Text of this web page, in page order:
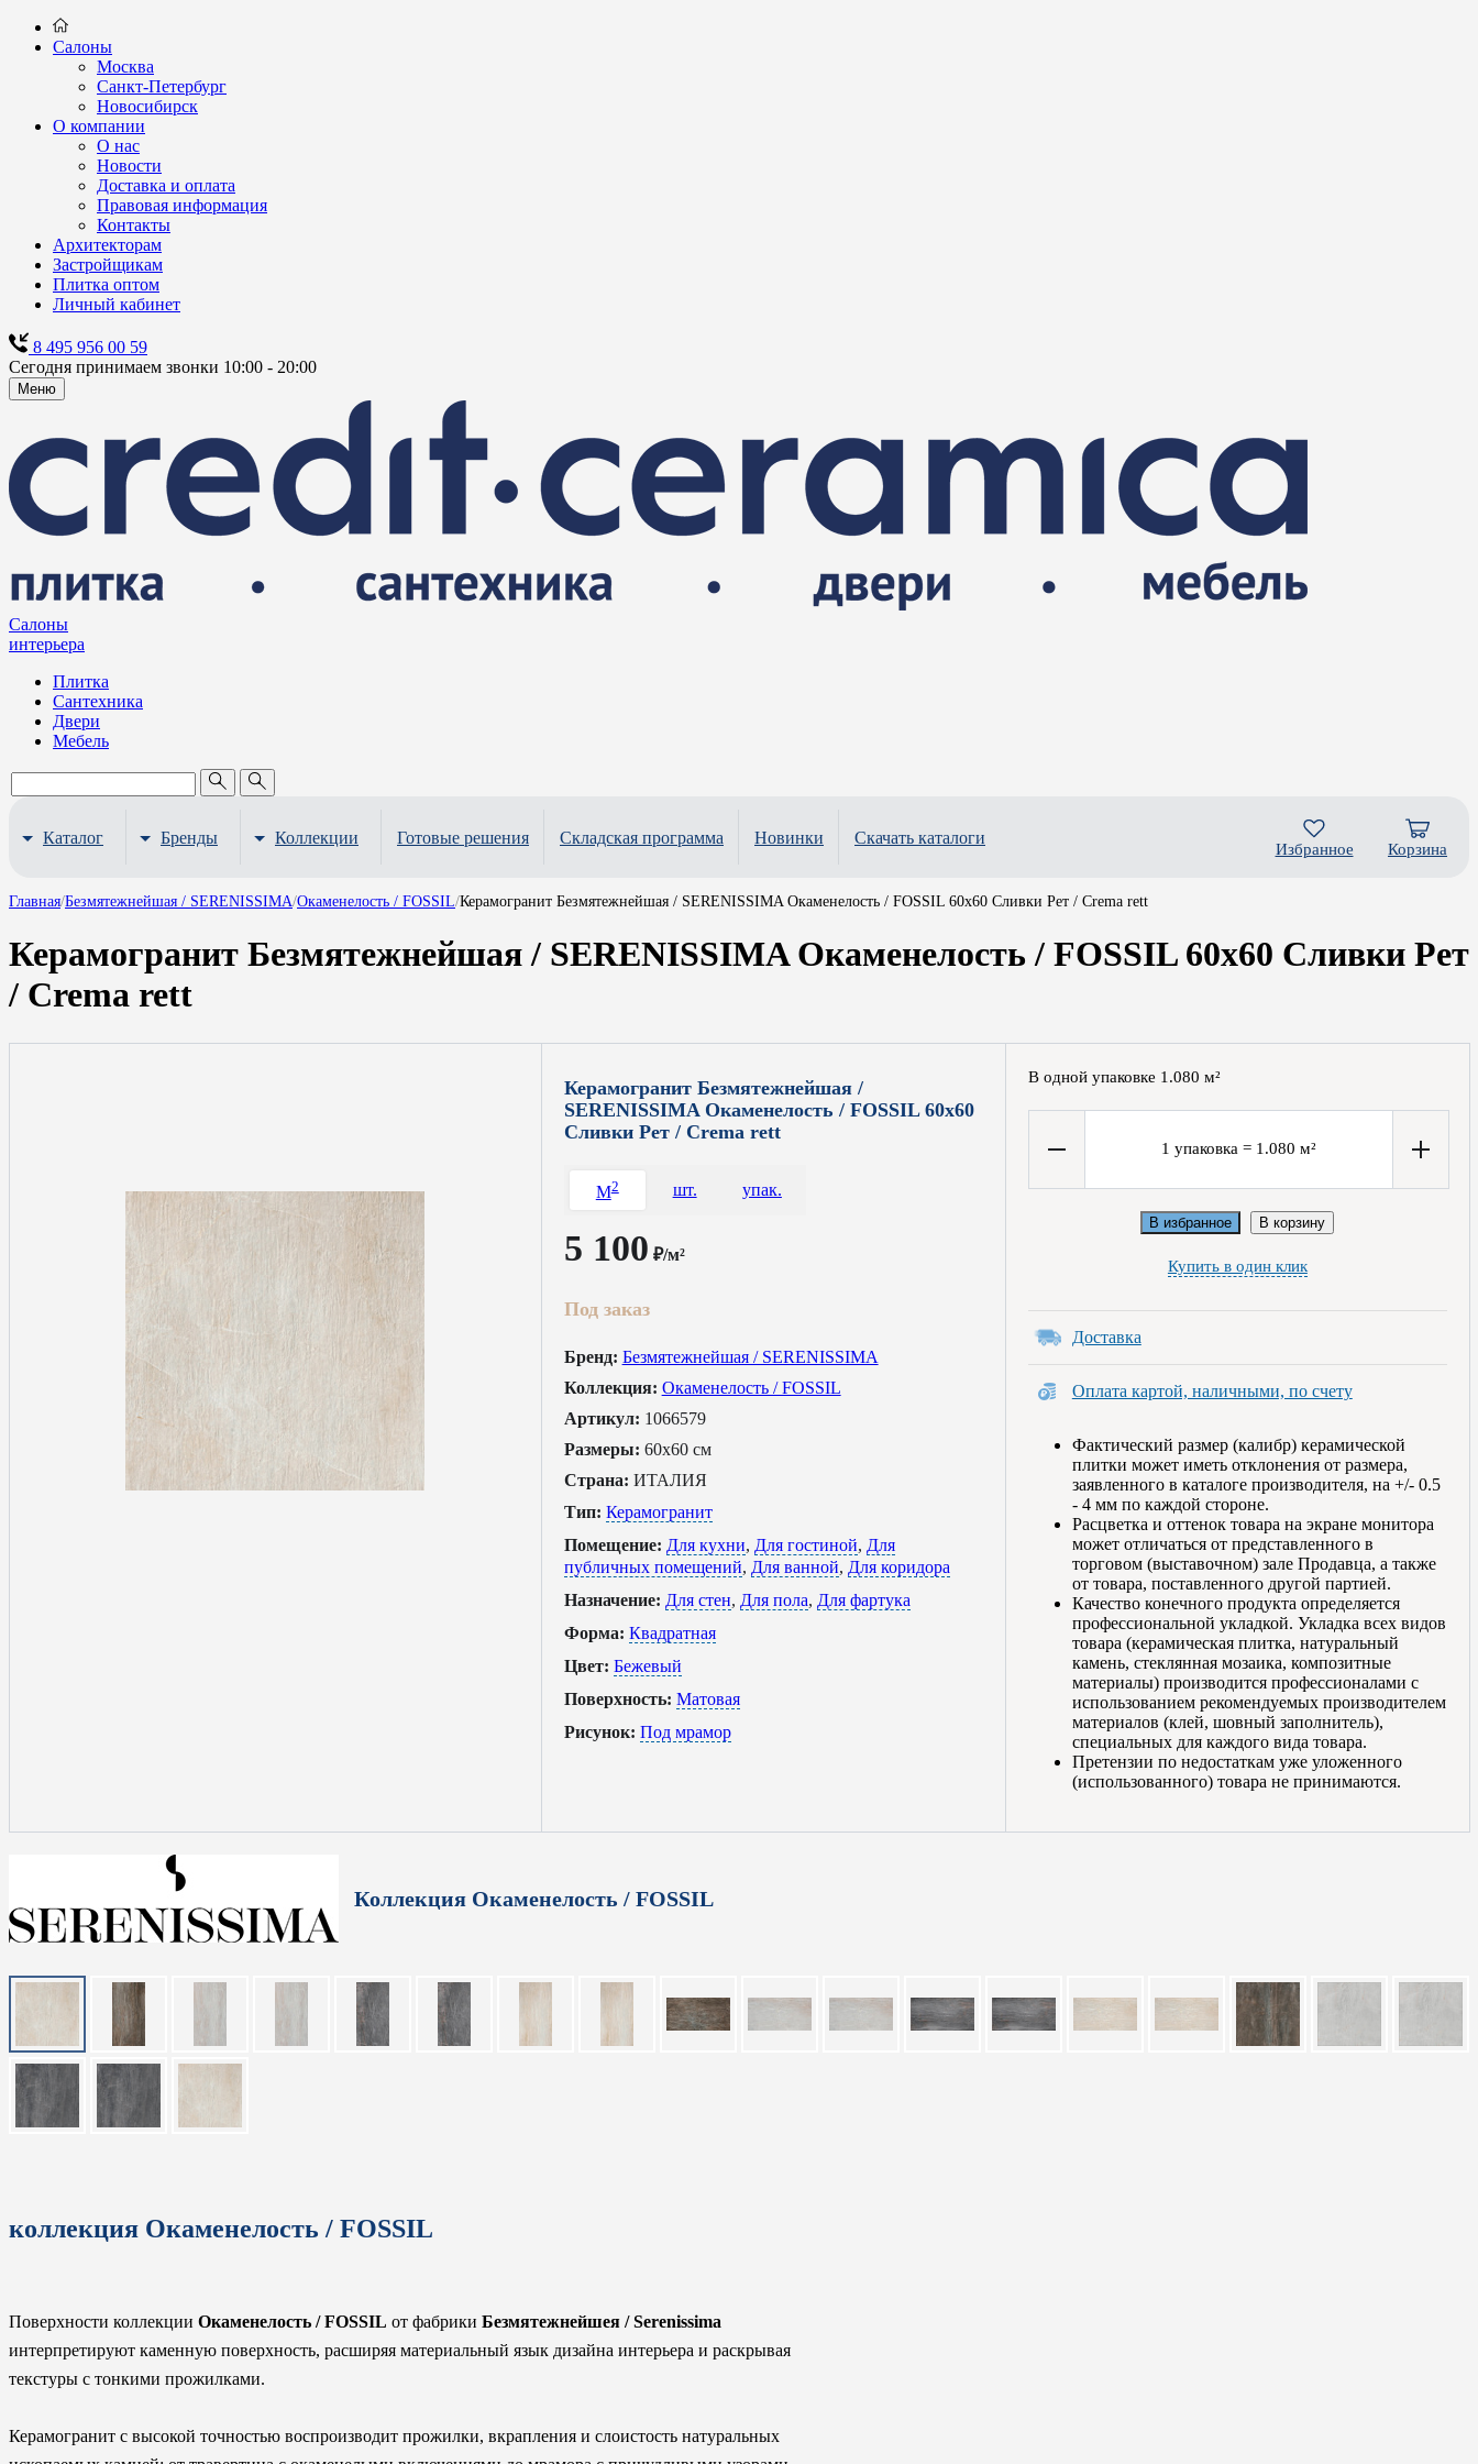
Салоны
Москва
Санкт-Петербург
Новосибирск
О компании
О нас
Новости
Доставка и оплата
Правовая информация
Контакты
Архитекторам
Застройщикам
Плитка оптом
Личный кабинет
8 495 956 00 59
Сегодня принимаем звонки 10:00 - 20:00
Меню
Салоны
интерьера
Плитка
Сантехника
Двери
Мебель
Каталог Бренды Коллекции Готовые решения Складская программа Новинки Скачать каталоги
Избранное Корзина
Главная/Безмятежнейшая / SERENISSIMA/Окаменелость / FOSSIL/Керамогранит Безмятежнейшая / SERENISSIMA Окаменелость / FOSSIL 60x60 Сливки Рет / Crema rett
Керамогранит Безмятежнейшая / SERENISSIMA Окаменелость / FOSSIL 60x60 Сливки Рет
/ Crema rett
Керамогранит Безмятежнейшая /
SERENISSIMA Окаменелость / FOSSIL 60x60
Сливки Рет / Crema rett
M2 шт. упак.
5 100 ₽/м²
Под заказ
Бренд: Безмятежнейшая / SERENISSIMA
Коллекция: Окаменелость / FOSSIL
Артикул: 1066579
Размеры: 60x60 см
Страна: ИТАЛИЯ
Тип: Керамогранит
Помещение: Для кухни, Для гостиной, Для
публичных помещений, Для ванной, Для коридора
Назначение: Для стен, Для пола, Для фартука
Форма: Квадратная
Цвет: Бежевый
Поверхность: Матовая
Рисунок: Под мрамор
В одной упаковке 1.080 м²
1 упаковка = 1.080 м²
В избранное В корзину
Купить в один клик
Доставка
Оплата картой, наличными, по счету
Фактический размер (калибр) керамической
плитки может иметь отклонения от размера,
заявленного в каталоге производителя, на +/- 0.5
- 4 мм по каждой стороне.
Расцветка и оттенок товара на экране монитора
может отличаться от представленного в
торговом (выставочном) зале Продавца, а также
от товара, поставленного другой партией.
Качество конечного продукта определяется
профессиональной укладкой. Укладка всех видов
товара (керамическая плитка, натуральный
камень, стеклянная мозаика, композитные
материалы) производится профессионалами с
использованием рекомендуемых производителем
материалов (клей, шовный заполнитель),
специальных для каждого вида товара.
Претензии по недостаткам уже уложенного
(использованного) товара не принимаются.
Коллекция Окаменелость / FOSSIL
коллекция Окаменелость / FOSSIL
Поверхности коллекции Окаменелость / FOSSIL от фабрики Безмятежнейшея / Serenissima
интерпретируют каменную поверхность, расширяя материальный язык дизайна интерьера и раскрывая
текстуры с тонкими прожилками.
Керамогранит с высокой точностью воспроизводит прожилки, вкрапления и слоистость натуральных